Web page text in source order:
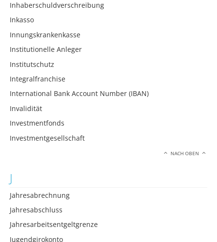
Inhaberschuldverschreibung
Inkasso
Innungskrankenkasse
Institutionelle Anleger
Institutschutz
Integralfranchise
International Bank Account Number (IBAN)
Invalidität
Investmentfonds
Investmentgesellschaft
NACH OBEN
J
Jahresabrechnung
Jahresabschluss
Jahresarbeitsentgeltgrenze
Jugendgirokonto